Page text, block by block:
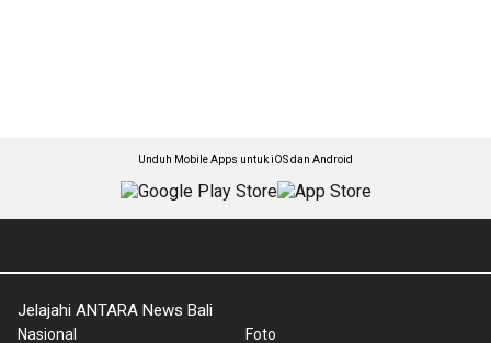
Unduh Mobile Apps untuk iOS dan Android
Jelajahi ANTARA News Bali
Nasional Foto